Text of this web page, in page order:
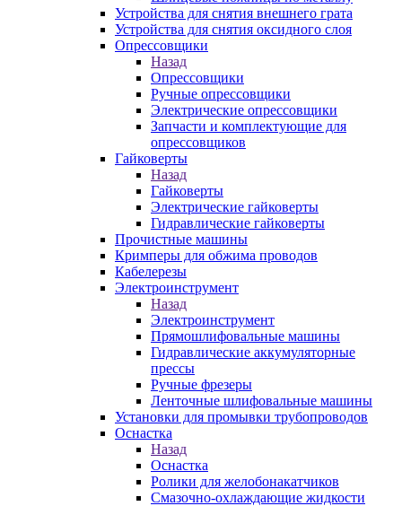
Устройства для снятия внешнего грата
Устройства для снятия оксидного слоя
Опрессовщики
Назад
Опрессовщики
Ручные опрессовщики
Электрические опрессовщики
Запчасти и комплектующие для
опрессовщиков
Гайковерты
Назад
Гайковерты
Электрические гайковерты
Гидравлические гайковерты
Прочистные машины
Кримперы для обжима проводов
Кабелерезы
Электроинструмент
Назад
Электроинструмент
Прямошлифовальные машины
Гидравлические аккумуляторные
прессы
Ручные фрезеры
Ленточные шлифовальные машины
Установки для промывки трубопроводов
Оснастка
Назад
Оснастка
Ролики для желобонакатчиков
Смазочно-охлаждающие жидкости